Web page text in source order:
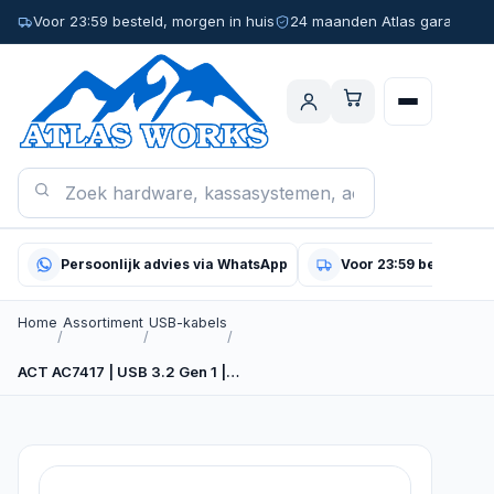
Voor 23:59 besteld, morgen in huis 24 maanden Atlas garantie
Persoonlijk advies via WhatsApp Voor 23:59 besteld,
Home
/
Assortiment
/
USB-kabels
/
ACT AC7417 | USB 3.2 Gen 1 |…